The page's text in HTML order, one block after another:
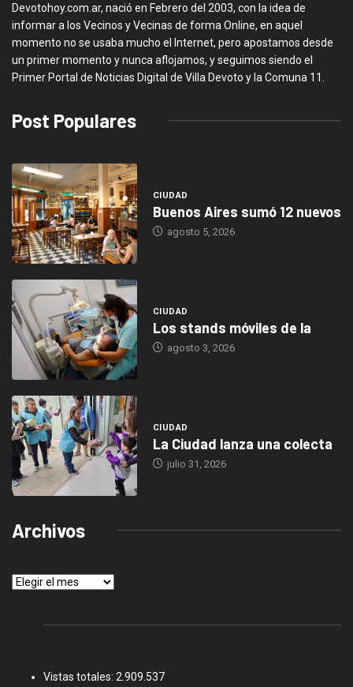
Devotohoy.com.ar, nació en Febrero del 2003, con la idea de
informar a los Vecinos y Vecinas de forma Online, en aquel
momento no se usaba mucho el Internet, pero apostamos desde
un primer momento y nunca aflojamos, y seguimos siendo el
Primer Portal de Noticias Digital de Villa Devoto y la Comuna 11.
Post Populares
CIUDAD
Buenos Aires sumó 12 nuevos
agosto 5, 2026
CIUDAD
Los stands móviles de la
agosto 3, 2026
CIUDAD
La Ciudad lanza una colecta
julio 31, 2026
Archivos
Archivos
Vistas totales: 2.909.537